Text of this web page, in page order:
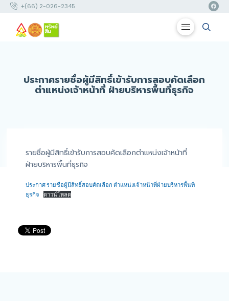
+(66) 2-026-2345
ประกาศรายชื่อผู้มีสิทธิ์เข้ารับการสอบคัดเลือก
ตำแหน่งเจ้าหน้าที่ ฝ่ายบริหารพื้นที่ธุรกิจ
รายชื่อผู้มีสิทธิ์เข้ารับการสอบคัดเลือกตำแหน่งเจ้าหน้าที่
ฝ่ายบริหารพื้นที่ธุรกิจ
ประกาศ รายชื่อผู้มีสิทธิ์สอบคัดเลือก ตำแหน่งเจ้าหน้าที่ฝ่ายบริหารพื้นที่
ธุรกิจ
ดาวน์โหลด